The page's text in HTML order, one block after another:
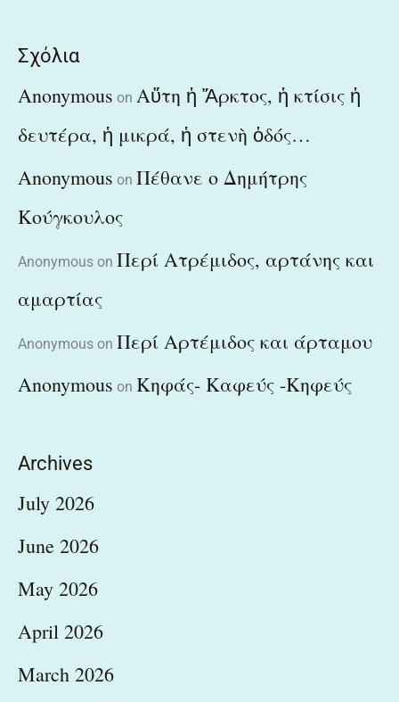
Σχόλια
Anonymous on Αὕτη ἡ Ἄρκτος, ἡ κτίσις ἡ
δευτέρα, ἡ μικρά, ἡ στενὴ ὁδός…
Anonymous on Πέθανε ο Δημήτρης
Κούγκουλος
Anonymous on Περί Ατρέμιδος, αρτάνης και
αμαρτίας
Anonymous on Περί Αρτέμιδος και άρταμου
Anonymous on Κηφάς- Καφεύς -Κηφεύς
Archives
July 2026
June 2026
May 2026
April 2026
March 2026